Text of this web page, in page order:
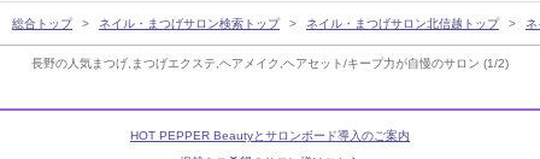
長野の人気まつげ,まつげエクステ,ヘアメイク,ヘアセット/キープ力が自慢のサロン (1/2)
総合トップ ネイル・まつげサロン検索トップ ネイル・まつげサロン北信越トップ
HOT PEPPER Beautyとサロンボード導入のご案内